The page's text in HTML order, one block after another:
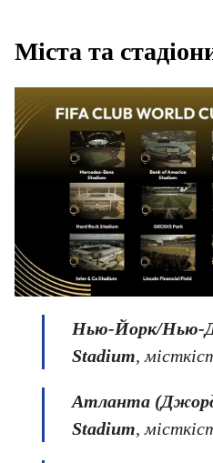
Міста та
Нью-Йорк/Нью-
Stadium,
Атланта
Stadium,